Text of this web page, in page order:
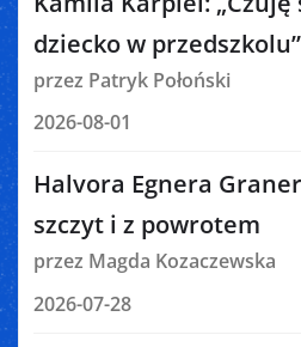
dziecko w przedszkolu”
przez Patryk Połoński
2026-08-01
Halvora Egnera
szczyt i z powrotem
przez Magda Kozaczewska
2026-07-28